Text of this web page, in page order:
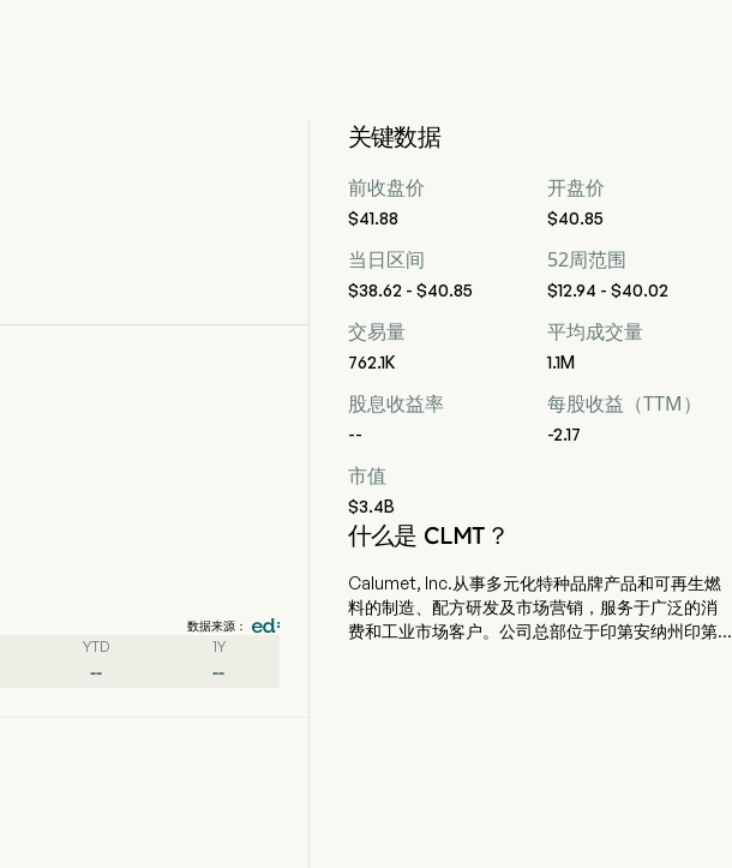
数据来源：
YTD
--
1Y
--
关键数据
前收盘价
$41.88
开盘价
$40.85
当日区间
$38.62 - $40.85
52周范围
$12.94 - $40.02
交易量
762.1K
平均成交量
1.1M
股息收益率
--
每股收益（TTM）
-2.17
市值
$3.4B
什么是 CLMT？
Calumet, Inc.从事多元化特种品牌产品和可再生燃
料的制造、配方研发及市场营销，服务于广泛的消
费和工业市场客户。公司总部位于印第安纳州印第